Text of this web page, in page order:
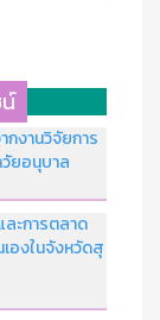
กงานวิจัยการ
ยอนุบาล
ะการตลาด
องในจังหวัดสุ